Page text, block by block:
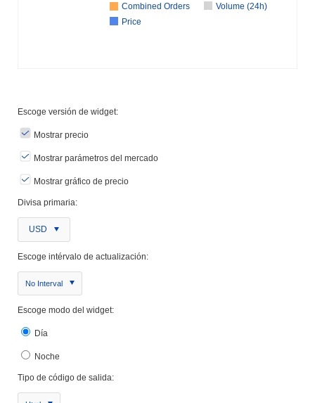
Combined Orders
Volume (24h)
Price
Escoge versión de widget:
Mostrar precio
Mostrar parámetros del mercado
Mostrar gráfico de precio
Divisa primaria:
USD
Escoge intérvalo de actualización:
No Interval
Escoge modo del widget:
Día
Noche
Tipo de código de salida: